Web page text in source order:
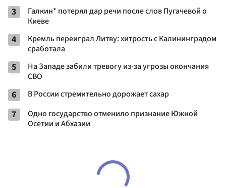
3
Галкин* потерял дар речи после слов Пугачевой о
Киеве
4
Кремль переиграл Литву: хитрость с Калининградом
сработала
5
На Западе забили тревогу из-за угрозы окончания
СВО
6 В России стремительно дорожает сахар
7
Одно государство отменило признание Южной
Осетии и Абхазии